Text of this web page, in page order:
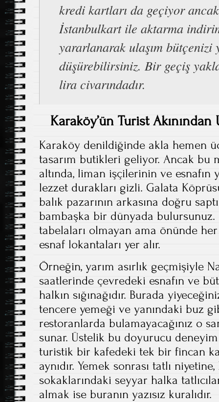
kredi kartları da geçiyor ancak
İstanbulkart ile aktarma
yararlanarak ulaşım bütçenizi
düşürebilirsiniz. Bir geçiş
lira civarındadır.
Karaköy’ün Turist
Karaköy denildiğinde akla hemen
tasarım butikleri geliyor. Ancak bu
altında, liman işçilerinin ve esnafın
lezzet durakları gizli. Galata
balık pazarının arkasına doğru
bambaşka bir dünyada bulursunuz.
tabelaları olmayan ama önünde
esnaf lokantaları yer alır.
Örneğin, yarım asırlık geçmişiyle
saatlerinde çevredeki esnafın ve
halkın sığınağıdır. Burada
tencere yemeği ve yanındaki buz
restoranlarda bulamayacağınız o
sunar. Üstelik bu doyurucu
turistik bir kafedeki tek bir fincan
aynıdır. Yemek sonrası tatlı
sokaklarındaki seyyar halka
almak ise buranın yazısız kuralıdır.